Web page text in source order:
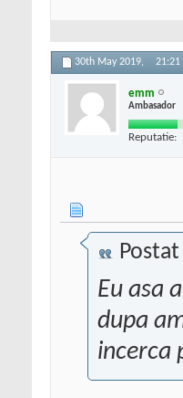
30th May 2019, 21:21
emm
Ambasador
Reputatie:
Eu asa
dupa
incerca